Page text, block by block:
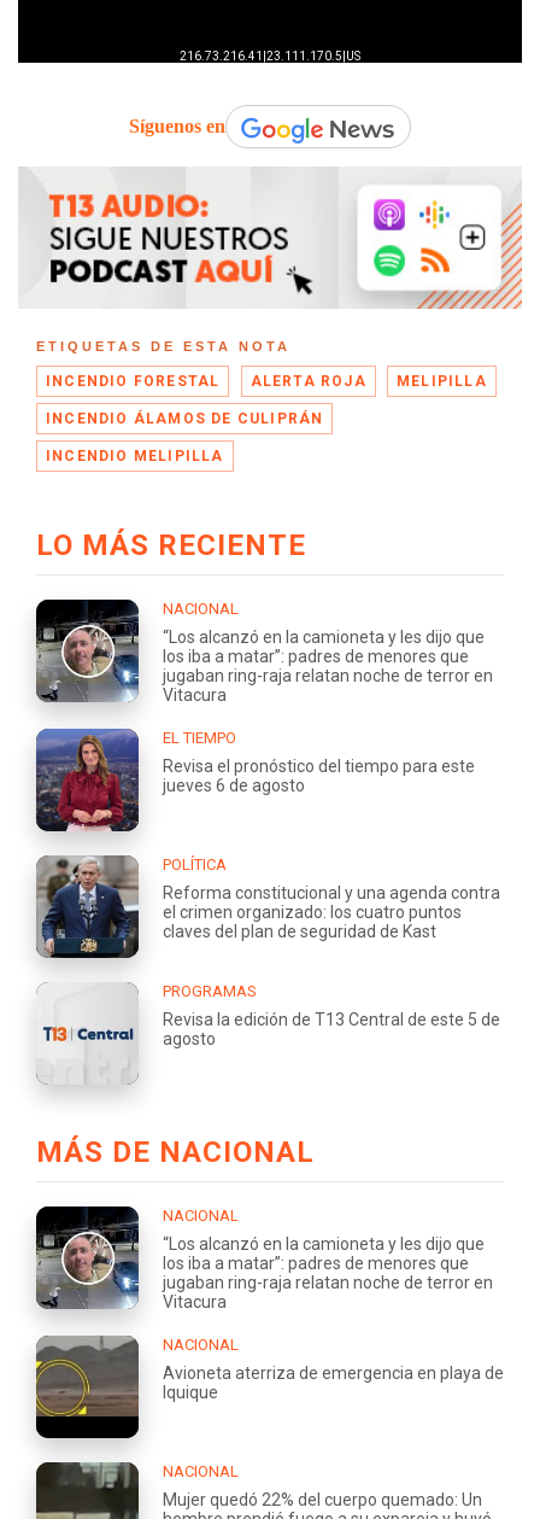
Síguenos en
ETIQUETAS DE ESTA NOTA
INCENDIO FORESTAL ALERTA ROJA MELIPILLA
INCENDIO ÁLAMOS DE CULIPRÁN
INCENDIO MELIPILLA
LO MÁS RECIENTE
NACIONAL
“Los alcanzó en la camioneta y les dijo que
los iba a matar”: padres de menores que
jugaban ring-raja relatan noche de terror en
Vitacura
EL TIEMPO
Revisa el pronóstico del tiempo para este
jueves 6 de agosto
POLÍTICA
Reforma constitucional y una agenda contra
el crimen organizado: los cuatro puntos
claves del plan de seguridad de Kast
PROGRAMAS
Revisa la edición de T13 Central de este 5 de
agosto
MÁS DE NACIONAL
NACIONAL
“Los alcanzó en la camioneta y les dijo que
los iba a matar”: padres de menores que
jugaban ring-raja relatan noche de terror en
Vitacura
NACIONAL
Avioneta aterriza de emergencia en playa de
Iquique
NACIONAL
Mujer quedó 22% del cuerpo quemado: Un